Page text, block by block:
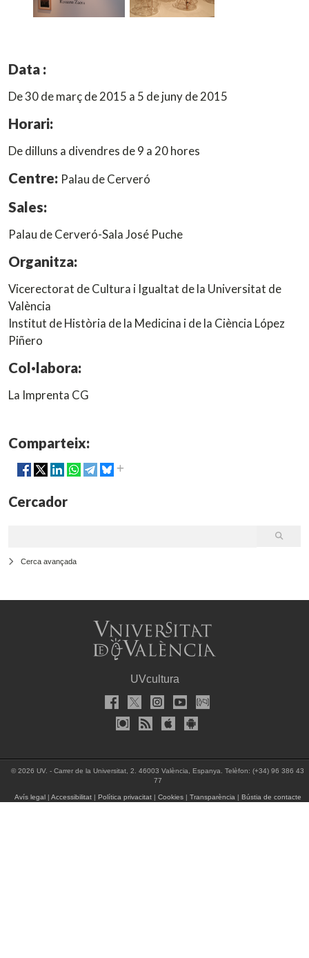
Data :
De 30 de març de 2015 a 5 de juny de 2015
Horari:
De dilluns a divendres de 9 a 20 hores
Centre: Palau de Cerveró
Sales:
Palau de Cerveró-Sala José Puche
Organitza:
Vicerectorat de Cultura i Igualtat de la Universitat de
València
Institut de Història de la Medicina i de la Ciència López
Piñero
Col·labora:
La Imprenta CG
Comparteix:
Cercador
Cerca avançada
UVcultura
© 2026 UV. - Carrer de la Universitat, 2. 46003 València, Espanya. Telèfon: (+34) 96 386 43
77
Avís legal| Accessibilitat| Política privacitat| Cookies| Transparència | Bústia de contacte